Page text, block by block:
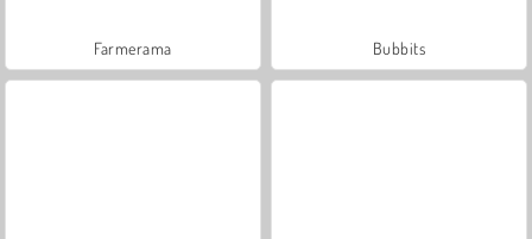
Farmerama Bubbits